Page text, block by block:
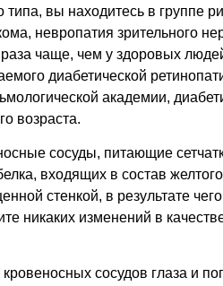
вы находитесь в группе
невропатия зрительного
чаще, чем у здоровых
диабетической
академии,
возраста.
сосуды, питающие
входящих в состав
стенкой, в результате
никаких изменений в
сосудов глаза и